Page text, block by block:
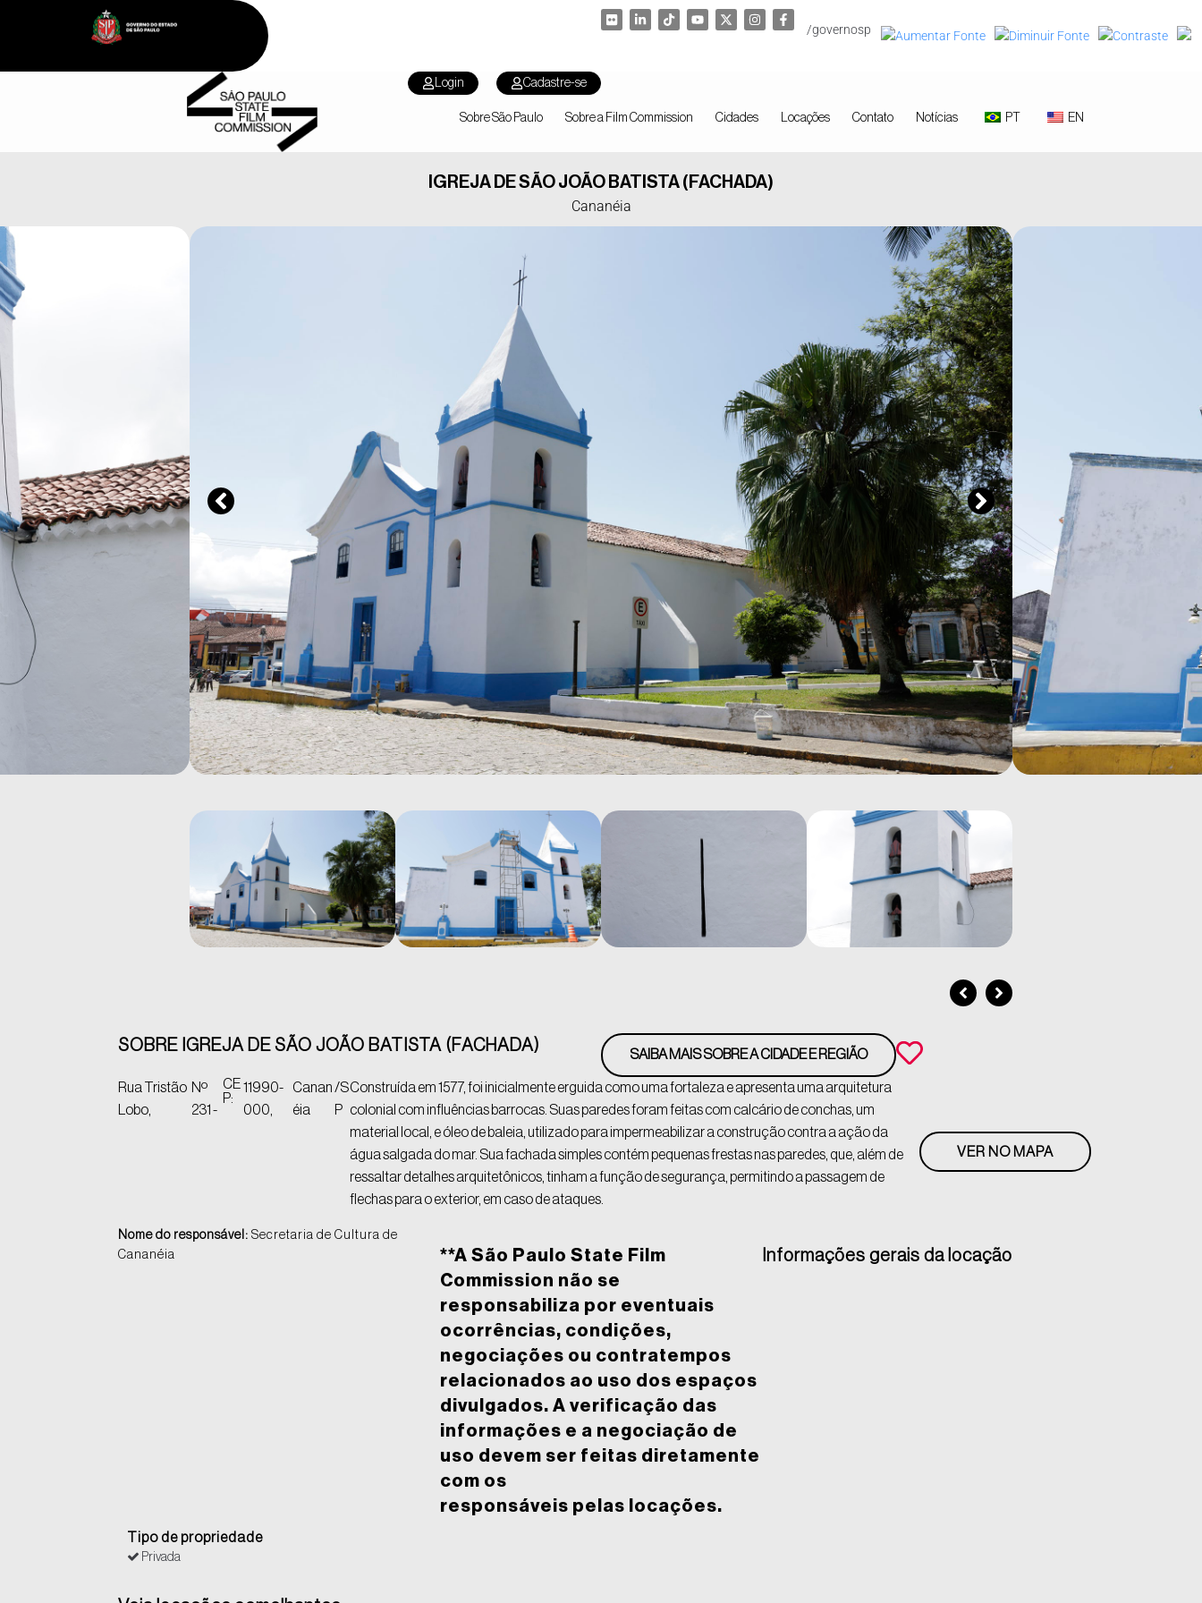
/governosp
Login Cadastre-se
Sobre São Paulo Sobre a Film Commission Cidades Locações Contato Notícias PT EN
IGREJA DE SÃO JOÃO BATISTA (FACHADA)
Cananéia
SOBRE IGREJA DE SÃO JOÃO BATISTA (FACHADA) SAIBA MAIS SOBRE A CIDADE E REGIÃO
Rua Tristão
Lobo,
Nº
231 -
CE
P:
11990-
000,
Canan
éia
/S
P
Construída em 1577, foi inicialmente erguida como uma fortaleza e apresenta uma arquitetura
colonial com influências barrocas. Suas paredes foram feitas com calcário de conchas, um
material local, e óleo de baleia, utilizado para impermeabilizar a construção contra a ação da
água salgada do mar. Sua fachada simples contém pequenas frestas nas paredes, que, além de
ressaltar detalhes arquitetônicos, tinham a função de segurança, permitindo a passagem de
flechas para o exterior, em caso de ataques.
VER NO MAPA
Nome do responsável: Secretaria de Cultura de
Cananéia
**A São Paulo State Film
Commission não se
responsabiliza por eventuais
ocorrências, condições,
negociações ou contratempos
relacionados ao uso dos espaços
divulgados. A verificação das
informações e a negociação de
uso devem ser feitas diretamente
com os
responsáveis pelas locações.
Informações gerais da locação
Tipo de propriedade
Privada